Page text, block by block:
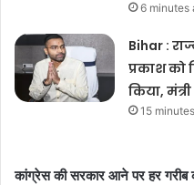
6 minutes
Bihar :
प्रकाश को
किया,
15
कांग्रेस की सरकार आने पर हर गरीब